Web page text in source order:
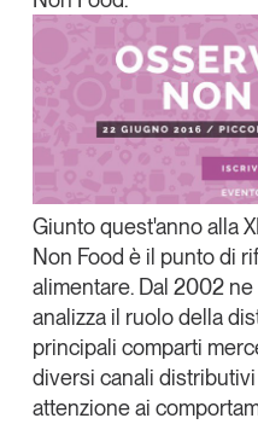
Comunicati stampa
Podcast
Eventi e formazione
Tutti gli appuntamenti
Chi siamo
Contatti
Giunto quest'anno alla
Non Food è il punto di
alimentare. Dal 2002
analizza il ruolo della
principali comparti
diversi canali
attenzione ai